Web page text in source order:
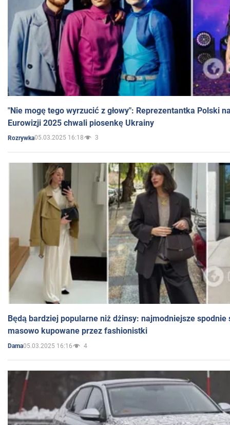
"Nie mogę tego wyrzucić z głowy": Reprezentantka Polski
Eurowizji 2025 chwali piosenkę Ukrainy
Rozrywka05.03.2025 16:18 3
Będą bardziej popularne niż dżinsy: najmodniejsze spodnie
masowo kupowane przez fashionistki
Dama05.03.2025 16:16 4